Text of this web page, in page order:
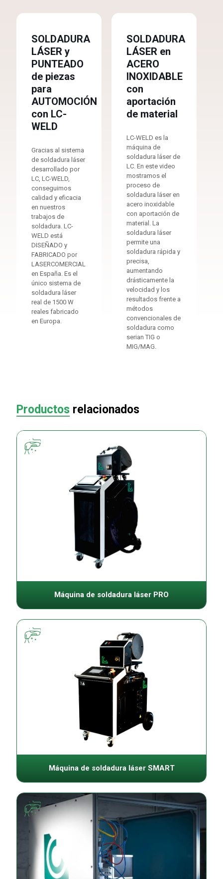
SOLDADURA
LÁSER y
PUNTEADO
de piezas
para
AUTOMOCIÓN
con LC-
WELD
Gracias al sistema
de soldadura láser
desarrollado por
LC, LC-WELD,
conseguimos
calidad y eficacia
en nuestros
trabajos de
soldadura. LC-
WELD está
DISEÑADO y
FABRICADO por
LASERCOMERCIAL
en España. Es el
único sistema de
soldadura láser
real de 1500 W
reales fabricado
en Europa.
SOLDADURA
LÁSER en
ACERO
INOXIDABLE
con
aportación
de material
LC-WELD es la
máquina de
soldadura láser de
LC. En este video
mostramos el
proceso de
soldadura láser en
acero inoxidable
con aportación de
material. La
soldadura láser
permite una
soldadura rápida y
precisa,
aumentando
drásticamente la
velocidad y los
resultados frente a
métodos
convencionales de
soldadura como
serian TIG o
MIG/MAG.
Productos relacionados
Máquina de soldadura láser PRO
Máquina de soldadura láser SMART